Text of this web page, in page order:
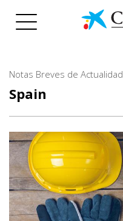
Notas Breves de
Spain